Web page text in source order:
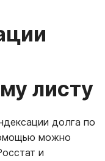
листу
долга по
можно
и